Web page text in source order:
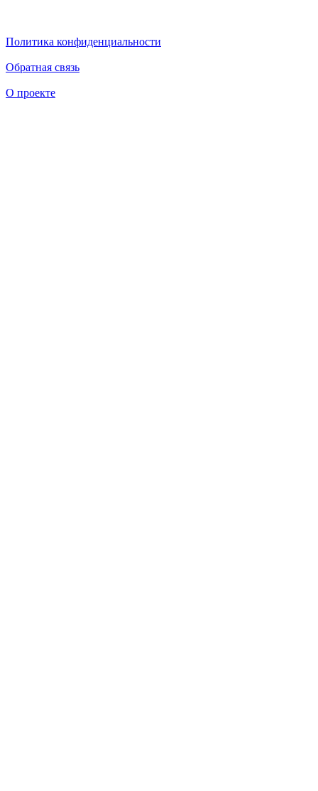
Политика конфиденциальности
Обратная связь
О проекте